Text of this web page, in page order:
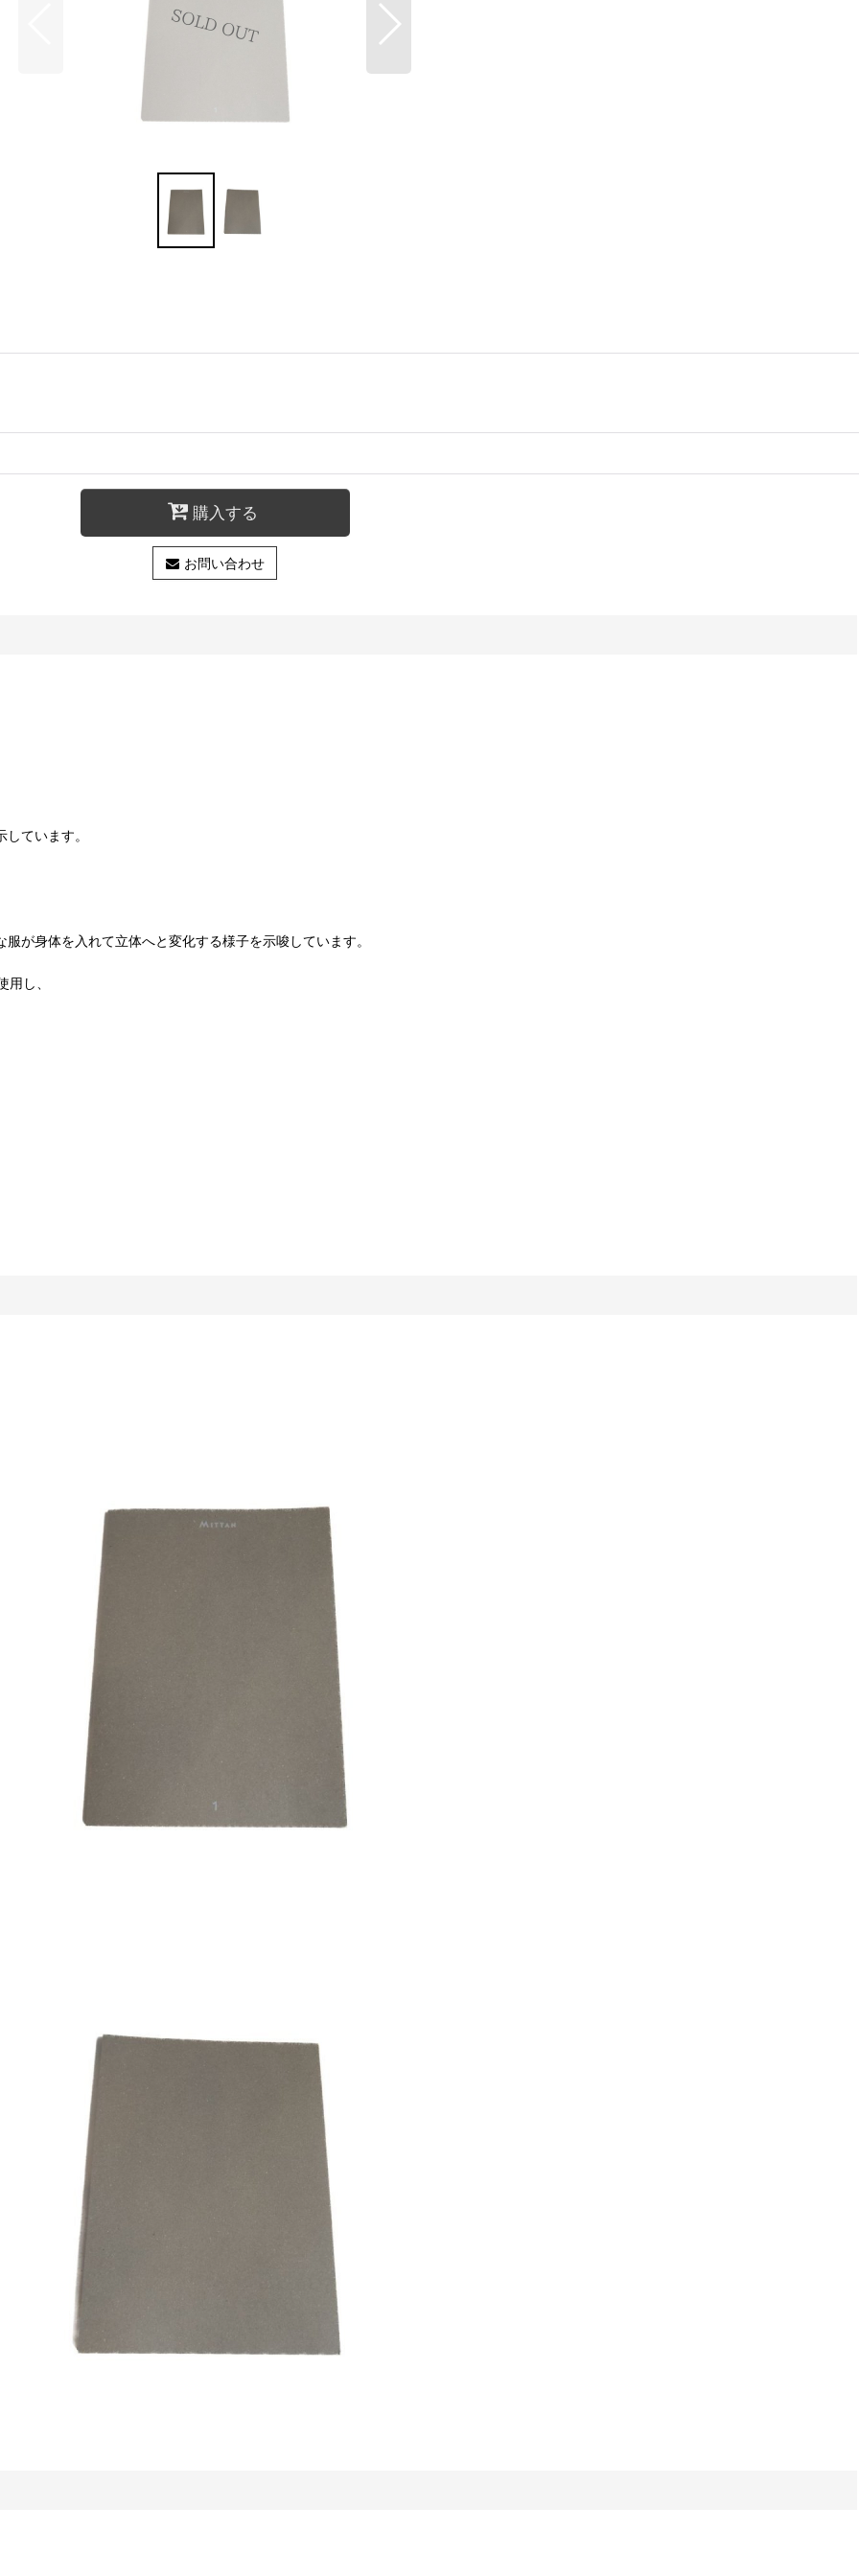
購入する
お問い合わせ
ています。
が身体を入れて立体へと変化する様子を示唆しています。
し、